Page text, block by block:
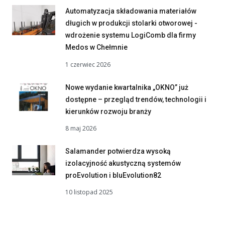
Automatyzacja składowania materiałów
długich w produkcji stolarki otworowej -
wdrożenie systemu LogiComb dla firmy
Medos w Chełmnie
1 czerwiec 2026
Nowe wydanie kwartalnika „OKNO” już
dostępne – przegląd trendów, technologii i
kierunków rozwoju branży
8 maj 2026
Salamander potwierdza wysoką
izolacyjność akustyczną systemów
proEvolution i bluEvolution82
10 listopad 2025